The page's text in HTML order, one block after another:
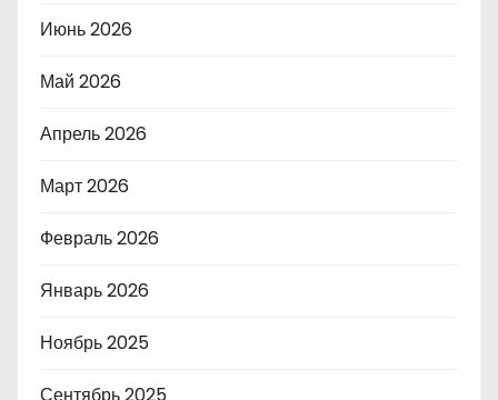
Июнь 2026
Май 2026
Апрель 2026
Март 2026
Февраль 2026
Январь 2026
Ноябрь 2025